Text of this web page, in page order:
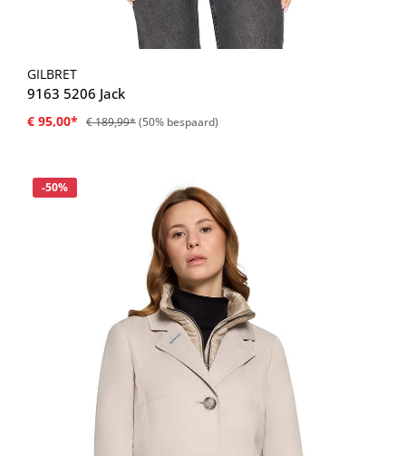
GILBRET
9163 5206 Jack
€ 95,00* € 189,99*(50% bespaard)
Korting
-50%